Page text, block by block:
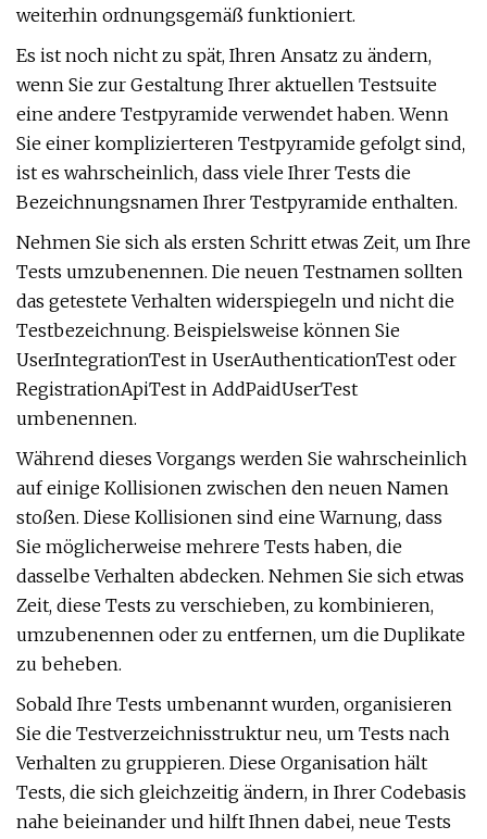
weiterhin ordnungsgemäß funktioniert.
Es ist noch nicht zu spät, Ihren Ansatz zu ändern,
wenn Sie zur Gestaltung Ihrer aktuellen Testsuite
eine andere Testpyramide verwendet haben. Wenn
Sie einer komplizierteren Testpyramide gefolgt sind,
ist es wahrscheinlich, dass viele Ihrer Tests die
Bezeichnungsnamen Ihrer Testpyramide enthalten.
Nehmen Sie sich als ersten Schritt etwas Zeit, um Ihre
Tests umzubenennen. Die neuen Testnamen sollten
das getestete Verhalten widerspiegeln und nicht die
Testbezeichnung. Beispielsweise können Sie
UserIntegrationTest in UserAuthenticationTest oder
RegistrationApiTest in AddPaidUserTest
umbenennen.
Während dieses Vorgangs werden Sie wahrscheinlich
auf einige Kollisionen zwischen den neuen Namen
stoßen. Diese Kollisionen sind eine Warnung, dass
Sie möglicherweise mehrere Tests haben, die
dasselbe Verhalten abdecken. Nehmen Sie sich etwas
Zeit, diese Tests zu verschieben, zu kombinieren,
umzubenennen oder zu entfernen, um die Duplikate
zu beheben.
Sobald Ihre Tests umbenannt wurden, organisieren
Sie die Testverzeichnisstruktur neu, um Tests nach
Verhalten zu gruppieren. Diese Organisation hält
Tests, die sich gleichzeitig ändern, in Ihrer Codebasis
nahe beieinander und hilft Ihnen dabei, neue Tests